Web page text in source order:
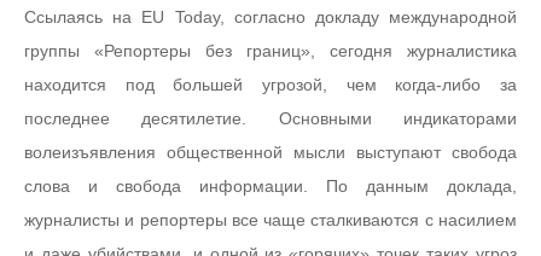
Ссылаясь на EU Today, согласно докладу международной
группы «Репортеры без границ», сегодня журналистика
находится под большей угрозой, чем когда-либо за
последнее десятилетие. Основными индикаторами
волеизъявления общественной мысли выступают свобода
слова и свобода информации. По данным доклада,
журналисты и репортеры все чаще сталкиваются с насилием